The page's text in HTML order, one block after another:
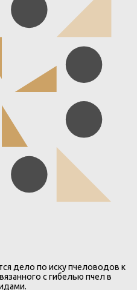
дело по иску пчеловодов к
с гибелью пчел в